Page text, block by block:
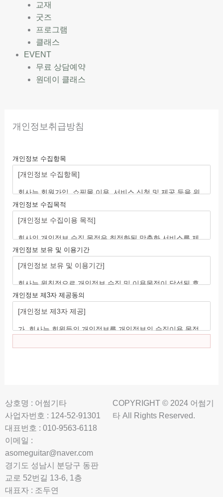
교재
굿즈
프로그램
클래스
EVENT
무료 상담예약
원데이 클래스
개인정보취급방침
개인정보 수집항목
개인정보 수집목적
개인정보 보유 및 이용기간
개인정보 제3자 제공동의
상호명 : 어썸기타
사업자번호 : 124-52-91301
대표번호 : 010-9563-6118
이메일 :
asomeguitar@naver.com
경기도 성남시 분당구 동판
교로 52번길 13-6, 1층
대표자 : 조두연
COPYRIGHT © 2024 어썸기
타 All Rights Reserved.